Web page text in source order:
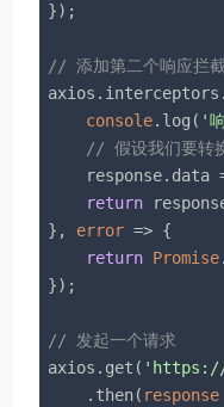
});
// 添加第二个响应拦
console.log( '
// 假设我们要转
response.data
return
}, error => {
return Promise
});
// 发起一个请求
axios.get( 'https://
    .then(
response